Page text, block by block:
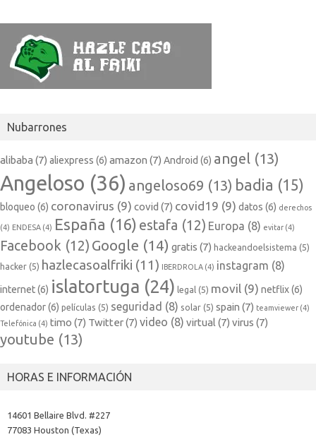
Nubarrones
alibaba (7) aliexpress (6) amazon (7) Android (6) angel (13)
Angeloso (36) angeloso69 (13) badia (15)
bloqueo (6) coronavirus (9) covid (7) covid19 (9) datos (6) derechos
(4) ENDESA (4) España (16) estafa (12) Europa (8) evitar (4)
Facebook (12) Google (14) gratis (7) hackeandoelsistema (5)
hacker (5) hazlecasoalfriki (11) IBERDROLA (4) instagram (8)
internet(6) islatortuga (24) legal (5) movil (9) netflix(6)
ordenador(6) películas (5) seguridad (8) solar (5) spain (7) teamviewer (4)
Telefónica (4) timo (7) Twitter(7) video (8) virtual (7) virus (7)
youtube (13)
HORAS E INFORMACIÓN
14601 Bellaire Blvd. #227
77083 Houston (Texas)